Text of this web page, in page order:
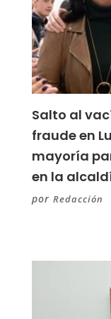
Salto al
fraude en
mayoría
en la
por Redacción